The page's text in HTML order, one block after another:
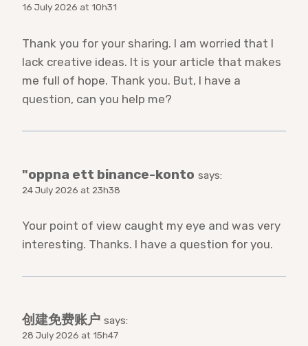
16 July 2026 at 10h31
Thank you for your sharing. I am worried that I
lack creative ideas. It is your article that makes
me full of hope. Thank you. But, I have a
question, can you help me?
"oppna ett binance-konto says:
24 July 2026 at 23h38
Your point of view caught my eye and was very
interesting. Thanks. I have a question for you.
创建免费账户 says:
28 July 2026 at 15h47